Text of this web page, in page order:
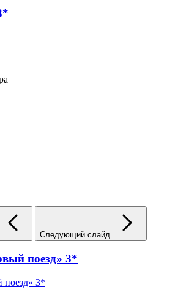
Следующий слайд
поезд» 3*
поезд» 3*